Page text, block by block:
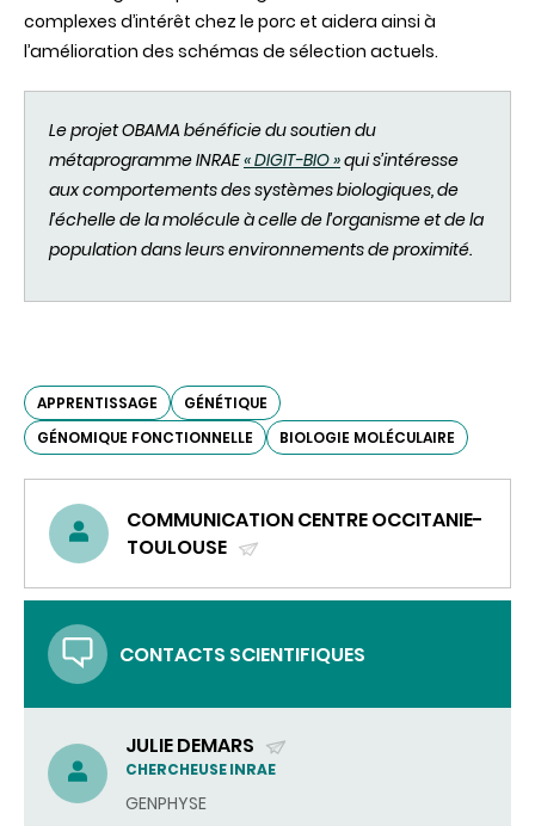
complexes d’intérêt chez le porc et aidera ainsi à
l’amélioration des schémas de sélection actuels.
Le projet OBAMA bénéficiedu soutien du
métaprogramme INRAE« DIGIT-BIO »qui s’intéresse
auxcomportements des systèmesbiologiques, de
l’échelle de la molécule à celle de l’organisme et de la
population dansleursenvironnements de proximité.
APPRENTISSAGE
GÉNÉTIQUE
GÉNOMIQUE FONCTIONNELLE
BIOLOGIE MOLÉCULAIRE
COMMUNICATION CENTRE OCCITANIE-
TOULOUSE
UN
CONTACTS SCIENTIFIQUES
JULIE DEMARS
(ENVOYER
UN
CHERCHEUSE INRAE
GENPHYSE